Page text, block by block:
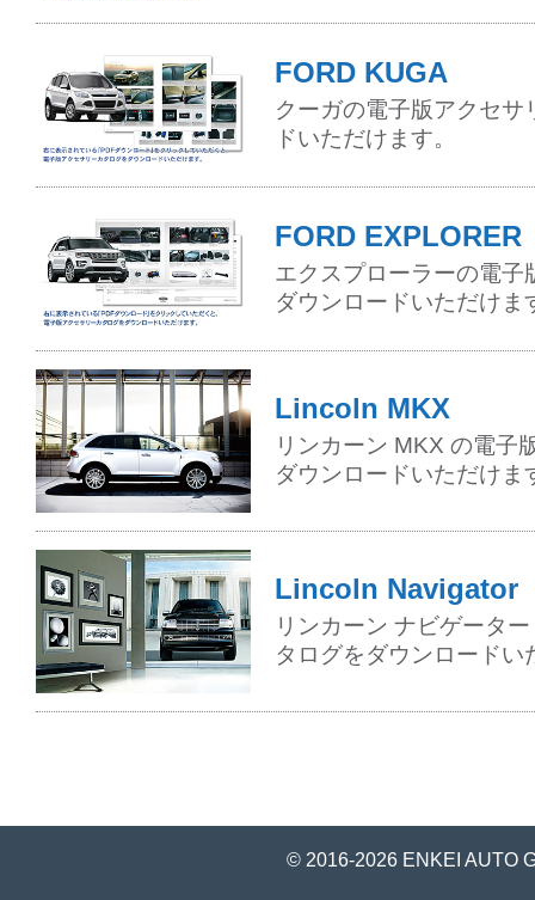
FORD KUGA
クーガの電子版アクセ
ドいただけます。
FORD EXPLORER
エクスプローラーの電子
ダウンロードいただけま
Lincoln MKX
リンカーン MKX の電子
ダウンロードいただけま
Lincoln Navigator
リンカーン ナビゲータ
タログをダウンロードい
© 2016-2026 ENKEI AUTO